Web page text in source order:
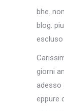
bhe.
blog.
giorni
adesso
eppure